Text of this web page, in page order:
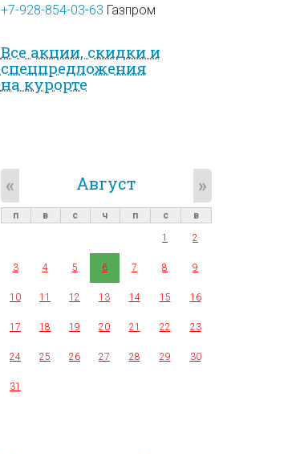
+7-928-854-03-63 Газпром
Все акции, скидки и
спец­предложе­ния
на курорте
Август
« »
п в с ч п с
в
1
2
3 4 5 6 7 8 9
10 11 12 13 14 15 16
17 18 19 20 21 22 23
24 25 26 27 28 29 30
31